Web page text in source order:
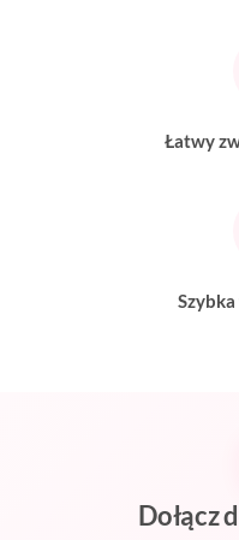
Łatwy
Dołącz